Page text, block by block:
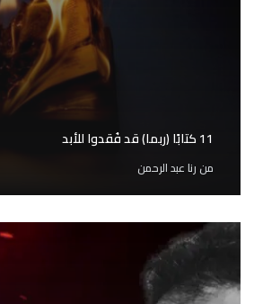
11 كتابًا (ربما) قد فُقدوا للأبد
من رنا عبد الرحمن